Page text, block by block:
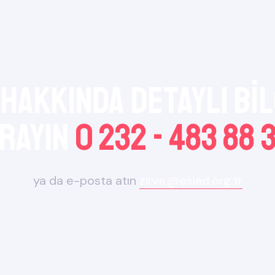
0 232 - 483 88
ya da e-posta atın